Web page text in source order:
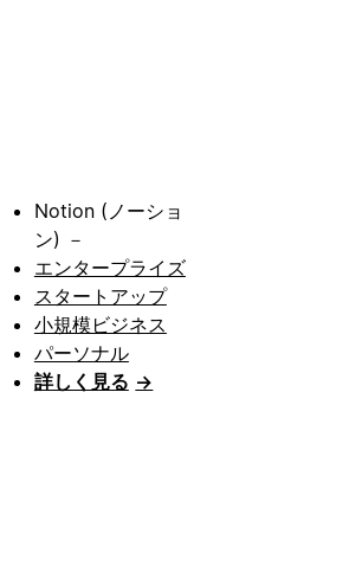
Notion (ノーショ
ン) －
エンタープライズ
スタートアップ
小規模ビジネス
パーソナル
詳しく見る →